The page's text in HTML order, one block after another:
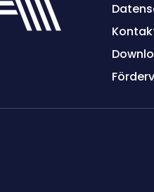
Downlo